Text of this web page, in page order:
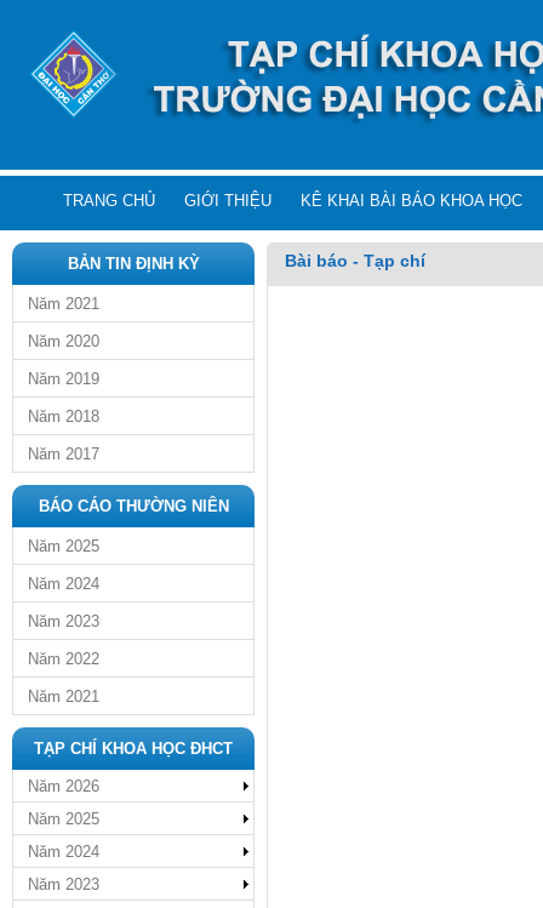
TRANG CHỦ GIỚI THIỆU KÊ KHAI BÀI BÁO KHOA HỌC
BẢN TIN ĐỊNH KỲ
Năm 2021
Năm 2020
Năm 2019
Năm 2018
Năm 2017
BÁO CÁO THƯỜNG NIÊN
Năm 2025
Năm 2024
Năm 2023
Năm 2022
Năm 2021
TẠP CHÍ KHOA HỌC ĐHCT
Năm 2026
Năm 2025
Năm 2024
Năm 2023
Bài báo - Tạp chí